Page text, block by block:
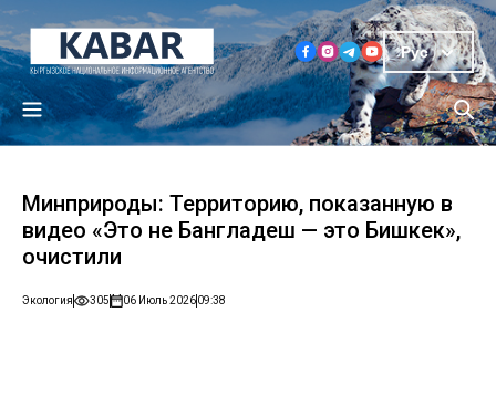
Рус
Минприроды: Территорию, показанную в
видео «Это не Бангладеш — это Бишкек»,
очистили
Экология 305 06 Июль 202609:38